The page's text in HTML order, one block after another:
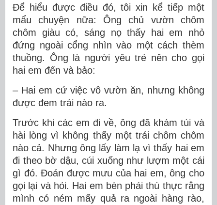
Để hiểu được điều đó, tôi xin kể tiếp một
mẩu chuyện nữa: Ông chủ vườn chôm
chôm giàu có, sáng nọ thấy hai em nhỏ
đứng ngoài cổng nhìn vào một cách thèm
thuồng. Ông là người yêu trẻ nên cho gọi
hai em đến và bảo:
– Hai em cứ việc vô vườn ăn, nhưng không
được đem trái nào ra.
Trước khi các em đi về, ông đã khám túi và
hài lòng vì không thấy một trái chôm chôm
nào cả. Nhưng ông lấy làm lạ vì thấy hai em
đi theo bờ dậu, cúi xuống như lượm một cái
gì đó. Đoán được mưu của hai em, ông cho
gọi lại và hỏi. Hai em bèn phải thú thực rằng
mình có ném mấy quả ra ngoài hàng rào,